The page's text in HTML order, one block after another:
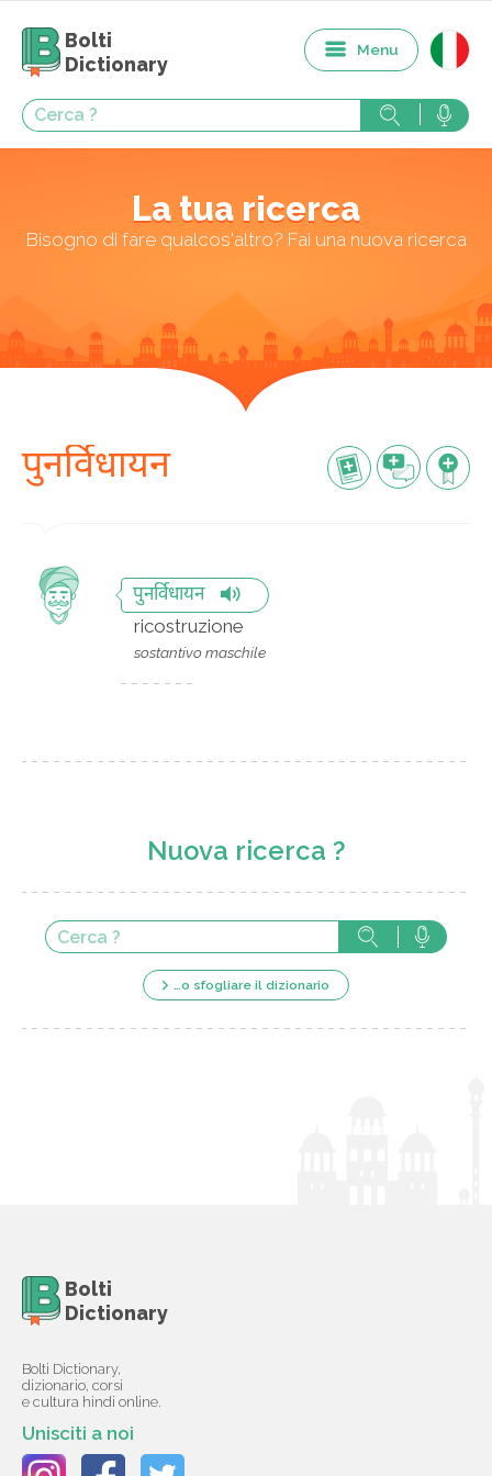
Bolti
Dictionary
Menu
La tua ricerca
Bisogno di fare qualcos'altro? Fai una nuova ricerca
पुनर्विधायन
पुनर्विधायन
ricostruzione
sostantivo maschile
Nuova ricerca ?
…o sfogliare il dizionario
Bolti
Dictionary
Bolti Dictionary,
dizionario, corsi
e cultura hindi online.
Unisciti a noi